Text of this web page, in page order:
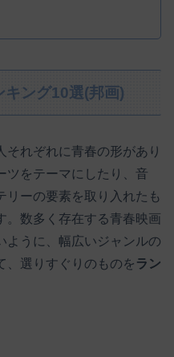
ング10選(邦画)
それぞれに青春の形があり
ツをテーマにしたり、音
リーの要素を取り入れたも
。数多く存在する青春映画
ように、幅広いジャンルの
、選りすぐりのものを ラン